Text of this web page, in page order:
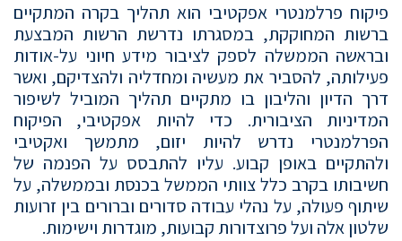
פיקוח פרלמנטרי אפקטיבי הוא תהליך בקרה המתקיים
ברשות המחוקקת, במסגרתו נדרשת הרשות המבצעת
ובראשה הממשלה לספק לציבור מידע חיוני על-אודות
פעילותה, להסביר את מעשיה ומחדליה ולהצדיקם, ואשר
דרך הדיון והליבון בו מתקיים תהליך המוביל לשיפור
המדיניות הציבורית. כדי להיות אפקטיבי, הפיקוח
הפרלמנטרי נדרש להיות יזום, מתמשך ואקטיבי
ולהתקיים באופן קבוע. עליו להתבסס על הפנמה של
חשיבותו בקרב כלל צוותי הממשל בכנסת ובממשלה, על
שיתוף פעולה, על נהלי עבודה סדורים וברורים בין זרועות
שלטון אלה ועל פרוצדורות קבועות, מוגדרות וישימות.